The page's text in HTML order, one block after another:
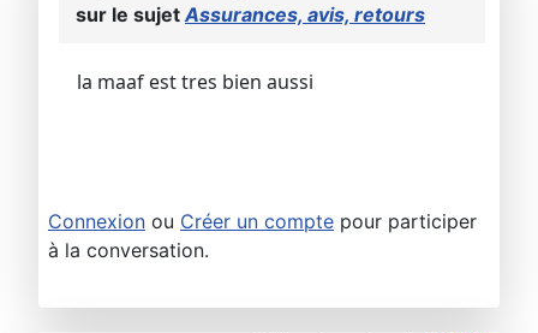
sur le sujetAssurances, avis, retours
la maaf est tres bien aussi
Connexion ou Créer un compte pour participer
à la conversation.